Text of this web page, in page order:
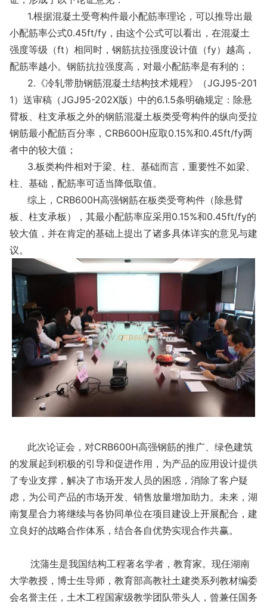
1.根据混凝土受弯构件最小配筋率理论，可以推导出最
小配筋率公式0.45ft/fy，由这个公式可以看出，在混凝土
强度等级（ft）相同时，钢筋抗拉强度设计值（fy）越高，
配筋率越小。钢筋抗拉强度高，对最小配筋率是有利的；
2.《冷轧带肋钢筋混凝土结构技术规程》（JGJ95-201
1）送审稿（JGJ95-202X版）中的6.1.5条明确规定：除悬
臂板、柱支承板之外的钢筋混凝土板类受弯构件的纵向受拉
钢筋最小配筋百分率，CRB600H应取0.15%和0.45ft/fy两
者中的较大值；
3.板类构件相对于梁、柱、基础而言，重要性不如梁、
柱、基础，配筋率可适当降低取值。
综上，CRB600H高强钢筋在板类受弯构件（除悬臂
板、柱支承板），其最小配筋率应采用0.15%和0.45ft/fy的
较大值，并在肯定的基础上提出了诸多具体详实的意见与建
议。
此次论证会，对CRB600H高强钢筋的推广、绿色建筑
的发展起到积极的引导和促进作用，为产品的应用设计提供
了专业支撑，解决了市场开发人员的困惑，消除了客户疑
虑，为公司产品的市场开发、销售放量增加助力。未来，湖
南复星合力将继续与各协同单位在项目建设上开展配合，建
立良好的战略合作体系，结合各自优势实现合作共赢。
沈蒲生是我国结构工程著名学者，教育家。现任湖南
大学教授，博士生导师，教育部高教社土建类系列教材编委
会名誉主任，土木工程国家级教学团队带头人，曾兼任国务